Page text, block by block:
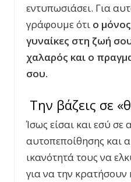
εντυπωσιάσει. Για
γράφουμε ότι ο
γυναίκες στη ζωή
χαλαρός και ο
σου.
Την βάζεις σε
Ίσως είσαι και εσύ
αυτοπεποίθησης και
ικανότητά τους να
για να την κρατήσουν